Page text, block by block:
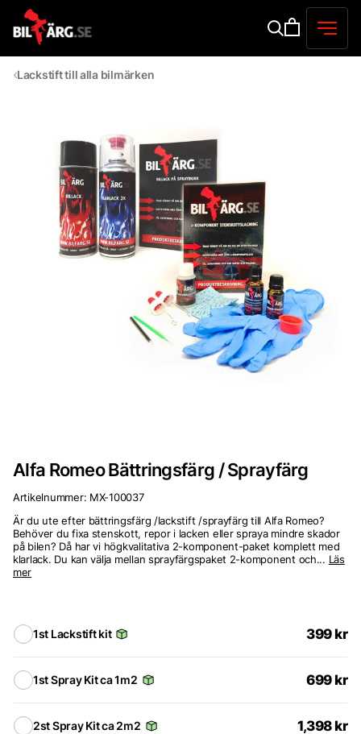
Lackstift till alla bilmärken
Alfa Romeo Bättringsfärg / Sprayfärg
Artikelnummer: MX-100037
Är du ute efter bättringsfärg /lackstift /sprayfärg till Alfa Romeo?
Behöver du fixa stenskott, repor i lacken eller spraya mindre skador
på bilen? Då har vi högkvalitativa 2-komponent-paket komplett med
klarlack. Du kan välja mellan sprayfärgspaket 2-komponent och... Läs
mer
1st Lackstift kit 399 kr
1st Spray Kit ca 1m2 699 kr
2st Spray Kit ca 2m2 1,398 kr